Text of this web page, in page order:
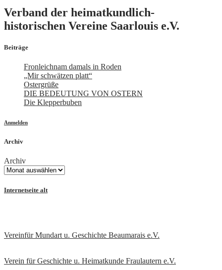
Verband der heimatkundlich-
historischen Vereine Saarlouis e.V.
Beiträge
Fronleichnam damals in Roden
„Mir schwätzen platt“
Ostergrüße
DIE BEDEUTUNG VON OSTERN
Die Klepperbuben
Anmelden
Archiv
Archiv
Internetseite alt
Vereinfür Mundart u. Geschichte Beaumarais e.V.
Verein für Geschichte u. Heimatkunde Fraulautern e.V.